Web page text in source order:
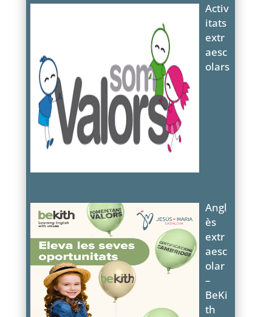
Activ
itats
extr
aesc
olars
Angl
ès
extr
aesc
olar
–
BeKi
th